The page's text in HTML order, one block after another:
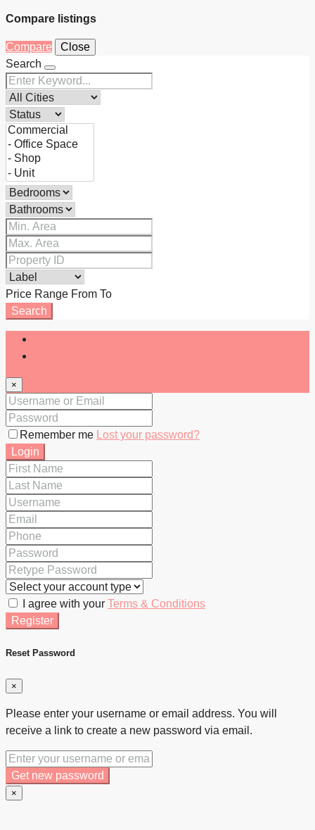
Compare listings
Compare
Close
Search
Price Range From To
Search
×
Remember me Lost your password?
Login
I agree with your Terms & Conditions
Register
Reset Password
×
Please enter your username or email address. You will
receive a link to create a new password via email.
Get new password
×